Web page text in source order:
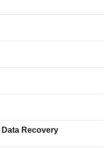
Recovery